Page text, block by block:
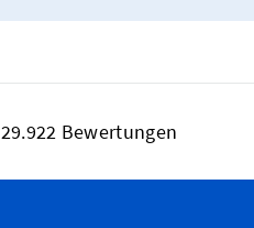
29.922 Bewertungen